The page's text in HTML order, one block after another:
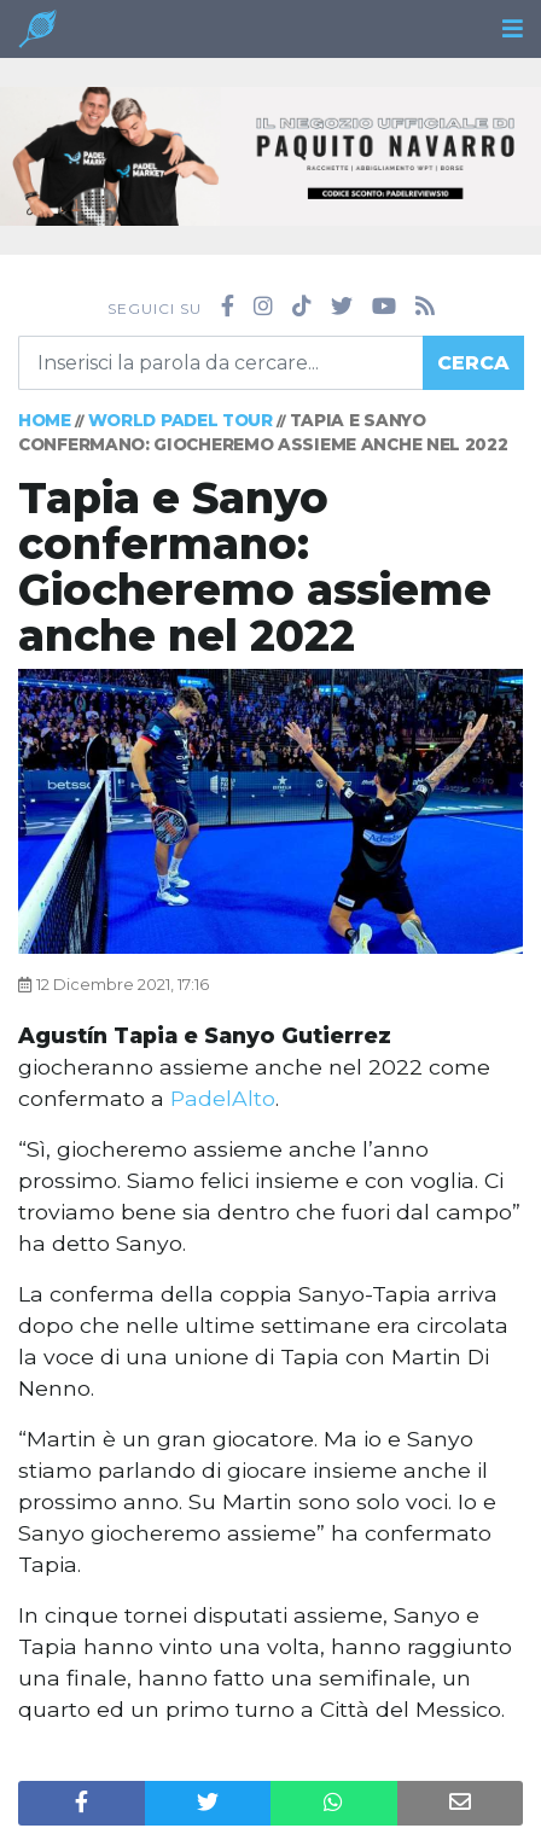
SEGUICI SU
CERCA
HOME// WORLD PADEL TOUR// TAPIA E SANYO
CONFERMANO: GIOCHEREMO ASSIEME ANCHE NEL 2022
Tapia e Sanyo
confermano:
Giocheremo assieme
anche nel 2022
12 Dicembre 2021, 17:16
Agustín Tapia e Sanyo Gutierrez
giocheranno assieme anche nel 2022 come
confermato a PadelAlto.
“Sì, giocheremo assieme anche l’anno
prossimo. Siamo felici insieme e con voglia. Ci
troviamo bene sia dentro che fuori dal campo”
ha detto Sanyo.
La conferma della coppia Sanyo-Tapia arriva
dopo che nelle ultime settimane era circolata
la voce di una unione di Tapia con Martin Di
Nenno.
“Martin è un gran giocatore. Ma io e Sanyo
stiamo parlando di giocare insieme anche il
prossimo anno. Su Martin sono solo voci. Io e
Sanyo giocheremo assieme” ha confermato
Tapia.
In cinque tornei disputati assieme, Sanyo e
Tapia hanno vinto una volta, hanno raggiunto
una finale, hanno fatto una semifinale, un
quarto ed un primo turno a Città del Messico.